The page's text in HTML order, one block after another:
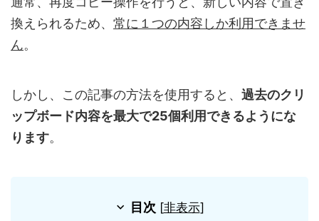
換えられるため、 常に１つの内容しか利用できませ
ん。
しかし、この記事の方法を使用すると、 過去のクリ
ップボード内容を最大で25個利用できるようにな
ります。
目次 [非表示]